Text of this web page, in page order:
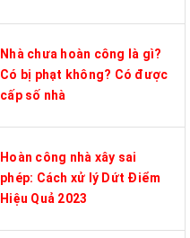
Nhà chưa hoàn công là gì?
Có bị phạt không? Có được
cấp số nhà
Hoàn công nhà xây sai
phép: Cách xử lý Dứt Điểm
Hiệu Quả 2023